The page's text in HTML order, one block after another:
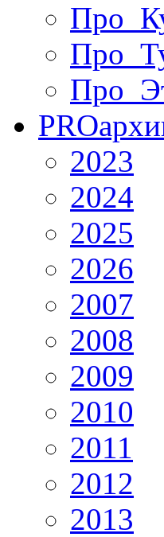
PRO
2023
2024
2025
2026
2007
2008
2009
2010
2011
2012
2013